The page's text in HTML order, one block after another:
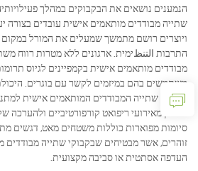
הנמענים נושאים את הבקבוקים במהלך
שתייה מבודדים מותאמים אישית עובדים בצורה
ויוצרים רושם מתמשך שמעלים את המורל במקום
התרבות التنظימית. ארגונים ללא מטרות רווח
מבודדים מותאמים אישית בקמפיינים לגיוס
משתמשים בהם במיזמים לקשר עם בוגרים.
בקבוקי שתייה המבודדים המותאמים אישית
לזכרון מאירועי ריפואט קורפורטיביים ולהערכה
סיומות מפוארות כוללות משטחים מאט, דגשים
זוהרים, אשר מבטיחים שבקבוקי שתייה מבודדים
העדפה אסתטית או סביבה מקצועית.